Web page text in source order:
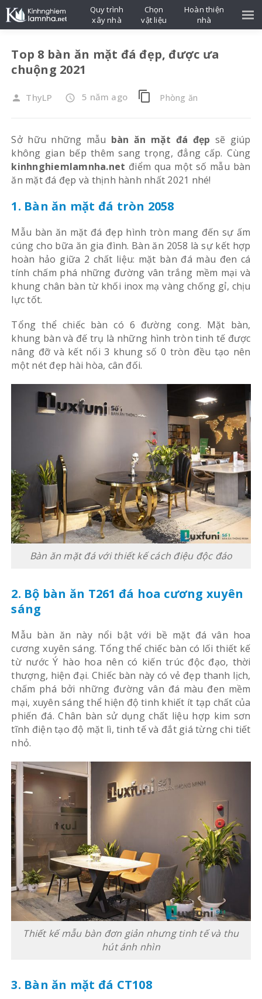
Top 8 bàn ăn mặt đá đẹp, được ưa
chuộng 2021
person ThyLP access_time 5 năm ago content_copy Phòng ăn
Sở hữu những mẫu bàn ăn mặt đá đẹp sẽ giúp
không gian bếp thêm sang trọng, đẳng cấp. Cùng
kinhnghiemlamnha.net điểm qua một số mẫu bàn
ăn mặt đá đẹp và thịnh hành nhất 2021 nhé!
1. Bàn ăn mặt đá tròn 2058
Mẫu bàn ăn mặt đá đẹp hình tròn mang đến sự ấm
cúng cho bữa ăn gia đình. Bàn ăn 2058 là sự kết hợp
hoàn hảo giữa 2 chất liệu: mặt bàn đá màu đen cá
tính chấm phá những đường vân trắng mềm mại và
khung chân bàn từ khối inox mạ vàng chống gỉ, chịu
lực tốt.
Tổng thể chiếc bàn có 6 đường cong. Mặt bàn,
khung bàn và đế trụ là những hình tròn tinh tế được
nâng đỡ và kết nối 3 khung số 0 tròn đều tạo nên
một nét đẹp hài hòa, cân đối.
Bàn ăn mặt đá với thiết kế cách điệu độc đáo
2. Bộ bàn ăn T261 đá hoa cương xuyên
sáng
Mẫu bàn ăn này nổi bật với bề mặt đá vân hoa
cương xuyên sáng. Tổng thể chiếc bàn có lối thiết kế
từ nước Ý hào hoa nên có kiến trúc độc đạo, thời
thượng, hiện đại. Chiếc bàn này có vẻ đẹp thanh lịch,
chấm phá bởi những đường vân đá màu đen mềm
mại, xuyên sáng thể hiện độ tinh khiết ít tạp chất của
phiến đá. Chân bàn sử dụng chất liệu hợp kim sơn
tĩnh điện tạo độ mặt lì, tinh tế và đắt giá từng chi tiết
nhỏ.
Thiết kế mẫu bàn đơn giản nhưng tinh tế và thu
hút ánh nhìn
3. Bàn ăn mặt đá CT108
Quy trình
xây nhà
Chọn
vật liệu
Hoàn thiện
nhà